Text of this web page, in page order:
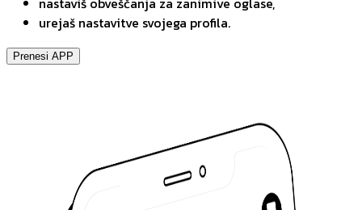
urejaš nastavitve svojega profila.
Prenesi APP